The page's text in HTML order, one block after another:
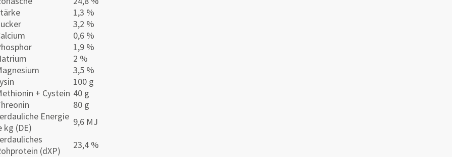
1,3 %
3,2 %
0,6 %
1,9 %
2 %
3,5 %
100 g
+ Cystein 40 g
80 g
Energie
kg (DE)
9,6 MJ
(dXP)
23,4 %